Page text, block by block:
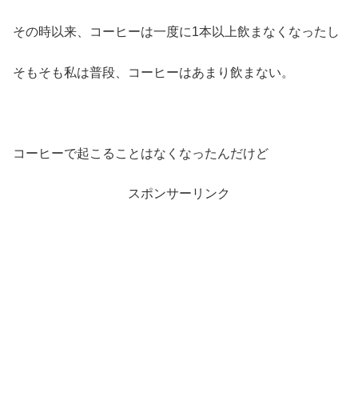
その時以来、コーヒーは一度に1本以上飲まなくなったし
そもそも私は普段、コーヒーはあまり飲まない。
コーヒーで起こることはなくなったんだけど
スポンサーリンク